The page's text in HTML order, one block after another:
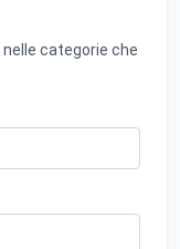
categorie che